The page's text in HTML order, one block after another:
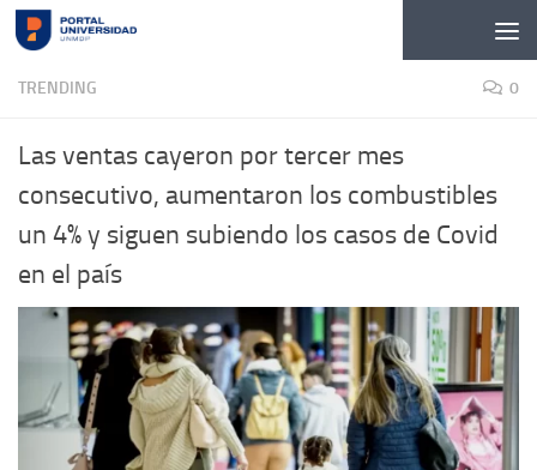
Skip to content
TRENDING 0
Las ventas cayeron por tercer mes
consecutivo, aumentaron los combustibles
un 4% y siguen subiendo los casos de Covid
en el país